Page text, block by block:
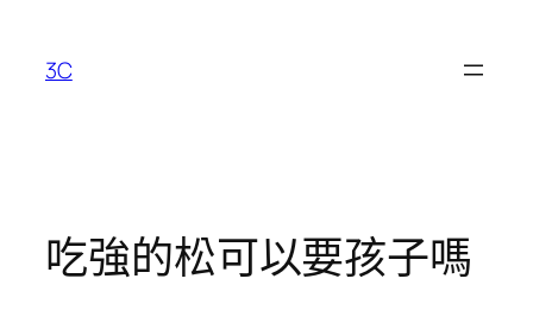
3C
吃強的松可以要孩子嗎